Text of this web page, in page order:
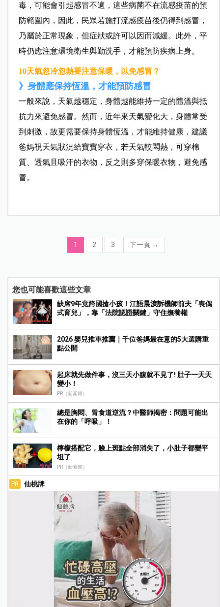
毒，可能會引起感冒不適，這些病菌不在流感疫苗的預
防範圍內，因此，民眾若施打流感疫苗後仍得到感冒，
乃屬於正常現象，但症狀或許可以因而減緩。此外，平
時仍應注意環境衛生與勤洗手，才能預防疾病上身。
10天氣忽冷忽熱要注意保暖，以免感冒？
》身體應保持恆溫，才能預防感冒
一般來說，天氣越穩定，身體越能維持一定的體溫與抵
抗力來避免感冒。然而，近年來天氣變化大，身體常受
到刺激，故更需要保持身體恆溫，才能維持健康，建議
爸媽視天氣狀況給寶寶穿衣，若天氣較悶熱，可穿棉
質、透氣且吸汗的衣物，反之則多穿保暖衣物，避免感
冒。
1 2 3 下一頁 →
您也可能喜歡這些文章
缺席9年竟跨國搶小孩！江語晨淚訴機師前夫「喪偶
式育兒」，靠「法院認證關鍵」守住撫養權
2026 嬰兒推車推薦｜千位爸媽最在意的5大選購重
點公開
起床就先做件事，沒三天小腹就不見了! 肚子一天天
變小！
PR（新素簡）
總是胸悶、胃食道逆流？中醫師揭密：問題可能出
在你的「呼吸」！
檸檬搭配它，臉上斑點全部消失了，小肚子都變平
坦了
PR（新素簡）
PR 仙桃牌